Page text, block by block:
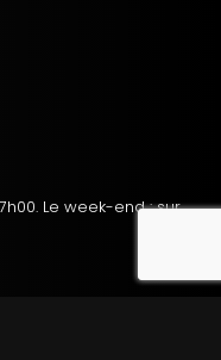
Le week-end : sur